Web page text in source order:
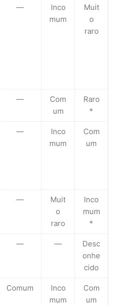
—
Inco
mum
Muit
o
raro
—
Com
um
Raro
*
—
Inco
mum
Com
um
—
Muit
o
raro
Inco
mum
*
— —
Desc
onhe
cido
Comum
Inco
mum
Com
um